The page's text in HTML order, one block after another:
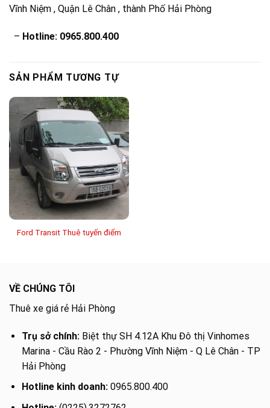
Vĩnh Niệm , Quận Lê Chân , thành Phố Hải Phòng
– Hotline: 0965.800.400
SẢN PHẨM TƯƠNG TỰ
Ford Transit Thuê tuyến điểm
VỀ CHÚNG TÔI
Thuê xe giá rẻ Hải Phòng
Trụ sở chính:Biệt thự SH 4.12A Khu Đô thị Vinhomes
Marina - Cầu Rào 2 - Phường Vĩnh Niệm - Q Lê Chân - TP
Hải Phòng
Hotline kinh doanh: 0965.800.400